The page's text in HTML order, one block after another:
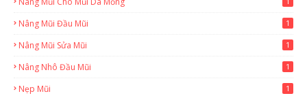
Nâng Mũi Đầu Mũi 1
Nâng Mũi Sửa Mũi 1
Nâng Nhô Đầu Mũi 1
Nẹp Mũi 1